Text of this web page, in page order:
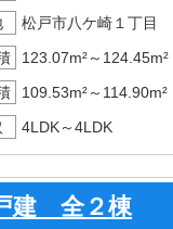
松戸市八ケ崎１丁目
123.07m²～124.45m²
109.53m²～114.90m²
4LDK～4LDK
建 全２棟